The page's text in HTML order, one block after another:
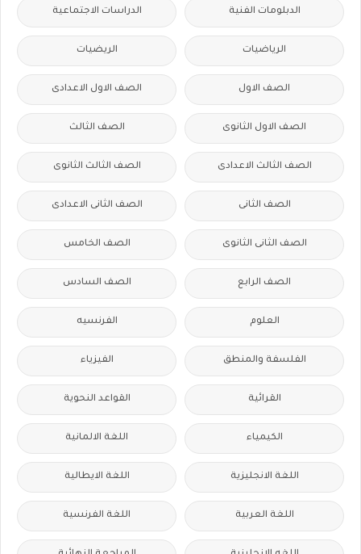
الدبلومات الفنية الدراسات الاجتماعية
الرياضيات الريضيات
الصف الاول الصف الاول الاعدادى
الصف الاول الثانوى الصف الثالث
الصف الثالث الاعدادى الصف الثالث الثانوى
الصف الثانى الصف الثانى الاعدادى
الصف الثانى الثانوى الصف الخامس
الصف الرابع الصف السادس
العلوم الفرنسيه
الفلسفة والمنطق الفيزياء
القرائية القواعد النحوية
الكيمياء اللغة الالمانية
اللغة الانجليزية اللغة الايطالية
اللغة العربية اللغة الفرنسية